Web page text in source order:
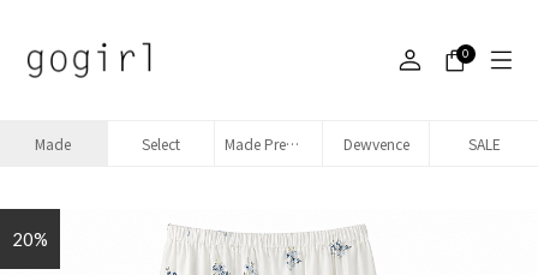
0
Made Select Made Premium denim Dewvence SALE
20%